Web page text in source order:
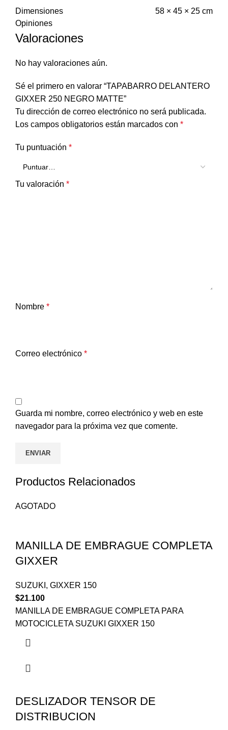
Dimensiones
58 × 45 × 25 cm
Opiniones
Valoraciones
No hay valoraciones aún.
Sé el primero en valorar “TAPABARRO DELANTERO
GIXXER 250 NEGRO MATTE”
Tu dirección de correo electrónico no será publicada.
Los campos obligatorios están marcados con *
Tu puntuación *
Tu valoración *
Nombre *
Correo electrónico *
Guarda mi nombre, correo electrónico y web en este
navegador para la próxima vez que comente.
Productos Relacionados
AGOTADO
MANILLA DE EMBRAGUE COMPLETA
GIXXER
SUZUKI , GIXXER 150
$21.100
MANILLA DE EMBRAGUE COMPLETA PARA
MOTOCICLETA SUZUKI GIXXER 150
DESLIZADOR TENSOR DE
DISTRIBUCION